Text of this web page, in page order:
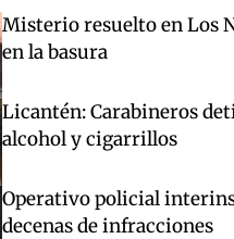
Misterio resuelto en Los
en la basura
Licantén: Carabineros
alcohol y cigarrillos
Operativo policial
decenas de infracciones